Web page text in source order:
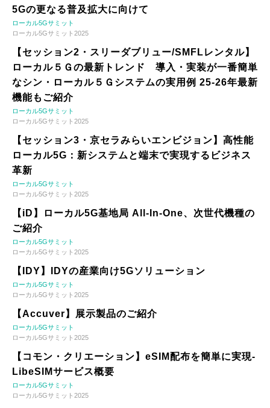
5Gの更なる普及拡大に向けて
ローカル5Gサミット
ローカル5Gサミット2025
【セッション2・スリーダブリュー/SMFLレンタル】
ローカル５Ｇの最新トレンド 導入・実装が一番簡単
なシン・ローカル５Ｇシステムの実用例 25-26年最新
機能もご紹介
ローカル5Gサミット
ローカル5Gサミット2025
【セッション3・京セラみらいエンビジョン】高性能
ローカル5G：新システムと端末で実現するビジネス
革新
ローカル5Gサミット
ローカル5Gサミット2025
【iD】ローカル5G基地局 All-In-One、次世代機種の
ご紹介
ローカル5Gサミット
ローカル5Gサミット2025
【IDY】IDYの産業向け5Gソリューション
ローカル5Gサミット
ローカル5Gサミット2025
【Accuver】展示製品のご紹介
ローカル5Gサミット
ローカル5Gサミット2025
【コモン・クリエーション】eSIM配布を簡単に実現-
LibeSIMサービス概要
ローカル5Gサミット
ローカル5Gサミット2025